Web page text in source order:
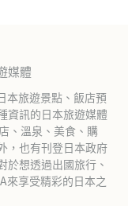
媒體
本旅遊景點、飯店預
資訊的日本旅遊媒體
、溫泉、美食、購
，也有刊登日本政府
於想透過出國旅行、
來享受精彩的日本之